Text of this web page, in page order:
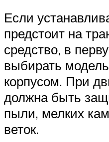
Если
предстоит на
средство, в
выбирать
корпусом. При
должна быть
пыли, мелких
веток.